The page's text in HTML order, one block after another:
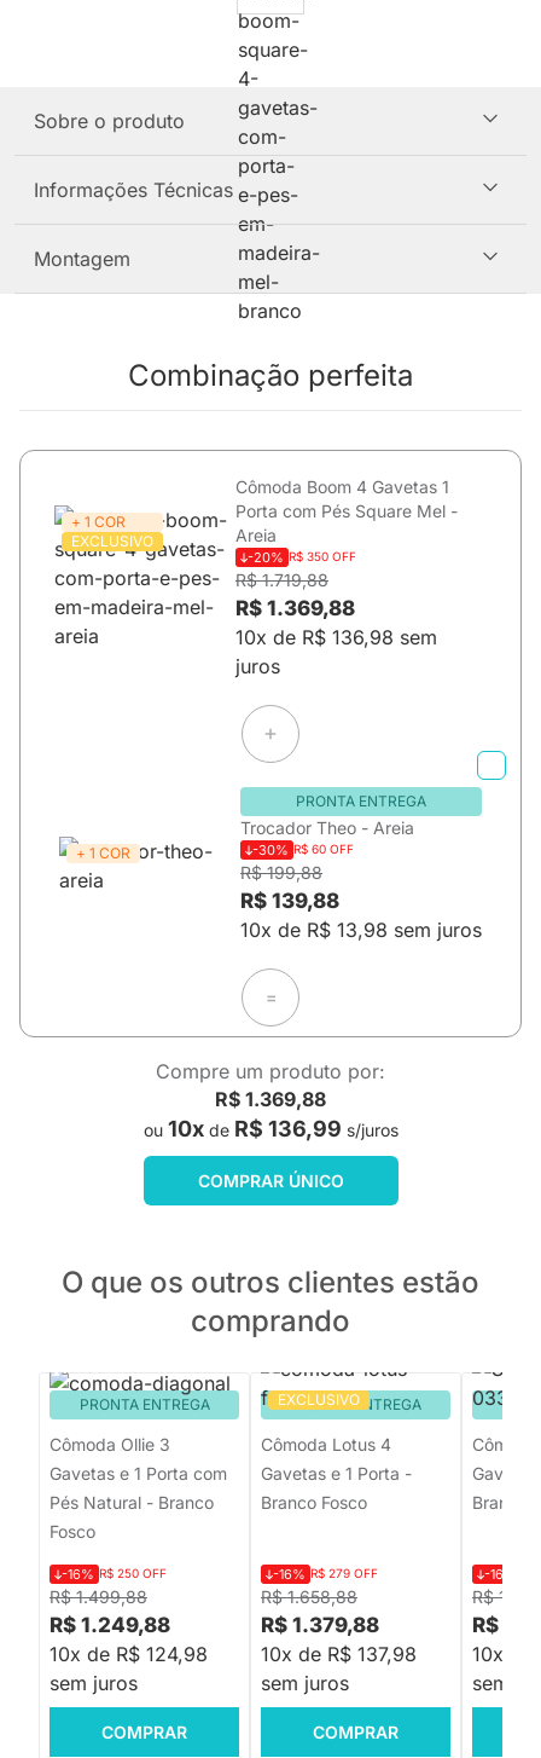
Sobre o produto
Informações Técnicas
Montagem
Combinação perfeita
+ 1 COR
EXCLUSIVO
Cômoda Boom 4 Gavetas 1
Porta com Pés Square Mel -
Areia
-20% R$ 350 OFF
R$ 1.719,88
R$ 1.369,88
10x de R$ 136,98 sem
juros
+ 1 COR
PRONTA ENTREGA
Trocador Theo - Areia
-30% R$ 60 OFF
R$ 199,88
R$ 139,88
10x de R$ 13,98 sem juros
=
Compre um produto por:
R$ 1.369,88
ou 10xde R$ 136,99 s/juros
COMPRAR ÚNICO
O que os outros clientes estão
comprando
PRONTA ENTREGA
Cômoda Ollie 3
Gavetas e 1 Porta com
Pés Natural - Branco
Fosco
R$ 1.499,88
-16% R$ 250 OFF
R$ 1.249,88
10x de R$ 124,98
sem juros
COMPRAR
EXCLUSIVO
PRONTA ENTREGA
Cômoda Lotus 4
Gavetas e 1 Porta -
Branco Fosco
R$ 1.658,88
-16% R$ 279 OFF
R$ 1.379,88
10x de R$ 137,98
sem juros
COMPRAR
Branco
R$
-16%
R$
10x de
sem